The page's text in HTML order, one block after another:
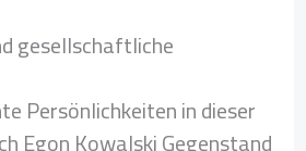
gesellschaftliche
Persönlichkeiten in dieser